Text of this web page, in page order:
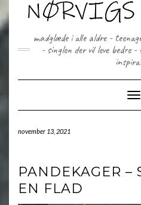
content
madglæde i alle aldre -
- singlen der vil leve bedre
november 13, 2021
PANDEKAGER –
EN FLAD